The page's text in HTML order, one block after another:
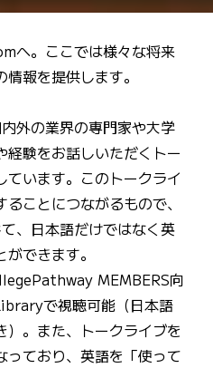
へ。ここでは様々な将来
報を提供します。
外の業界の専門家や大学
験をお話しいただくトー
います。このトークライ
ことにつながるもので、
、日本語だけではなく英
できます。
MEMBERS向
で視聴可能（日本語
。また、トークライブを
ており、英語を「使って